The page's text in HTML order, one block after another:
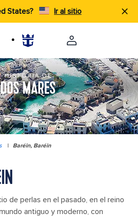
States? Ir al sitio
HISTORIA DE
DOS MARES
| Baréin, Baréin
de perlas en el pasado, en el reino
antiguo y moderno, con